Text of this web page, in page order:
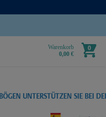
Warenkorb
0,00 €
0
UNTERSTÜTZEN SIE BEI